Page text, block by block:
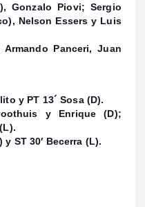
Gonzalo Piovi; Sergio
Nelson Essers y Luis
Panceri, Juan
y PT 13´ Sosa (D).
y Enrique (D);
ST 30′ Becerra (L).